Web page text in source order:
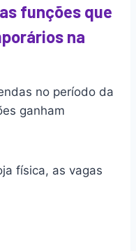
funções que
na
no período da
ganham
física, as vagas